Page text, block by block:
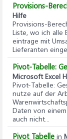
Provisions-
Hilfe
Provisions-
Liste, wo ich alle
eintrage mit
Lieferanten
Pivot-Tabelle:
Microsoft Excel
Pivot-Tabelle:
nutze auf der
Daten von
auch nicht...
Pivot Tabelle in